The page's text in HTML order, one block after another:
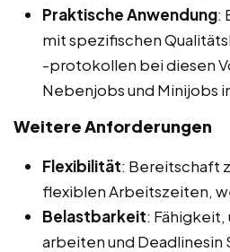
Praktische Anwendung:
mit spezifischen
-protokollen bei diesen
Nebenjobs und Minijobs
Weitere Anforderungen
Flexibilität: Bereitschaft
flexiblen Arbeitszeiten,
Belastbarkeit: Fähigkeit,
arbeiten und Deadlinesin